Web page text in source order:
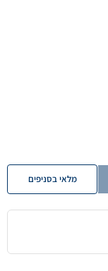
מלאי בסניפים